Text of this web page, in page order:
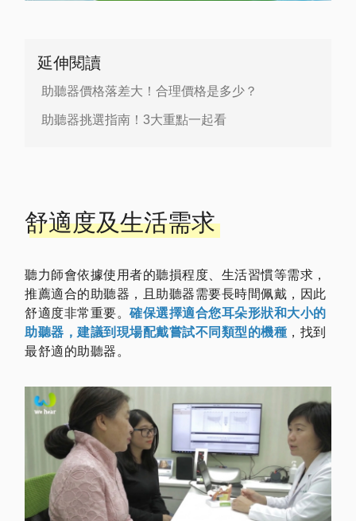
延伸閱讀
助聽器價格落差大！合理價格是多少？
助聽器挑選指南！3大重點一起看
舒適度及生活需求
聽力師會依據使用者的聽損程度、生活習慣等需求，
推薦適合的助聽器，且助聽器需要長時間佩戴，因此
舒適度非常重要。確保選擇適合您耳朵形狀和大小的
助聽器，建議到現場配戴嘗試不同類型的機種 ，找到
最舒適的助聽器。